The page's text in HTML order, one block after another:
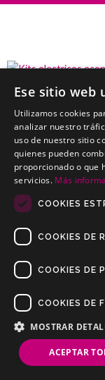
Kits electricos
Copyrights © 2019
Condiciones de
Política
Ese sitio web
Utilizamos cookies
analizar nuestro
uso de nuestro sitio
quienes pueden
proporcionado o que
servicios. Más
COOKIES
COOKIES DE
COOKIES DE
COOKIES DE
MOSTRAR
ACEPTAR